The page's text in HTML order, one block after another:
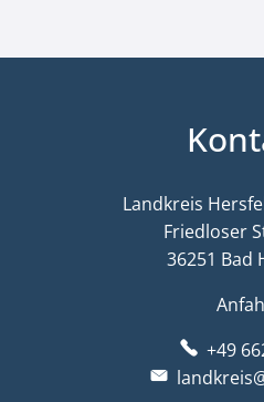
Landkreis
Friedloser
36251 Bad
+49